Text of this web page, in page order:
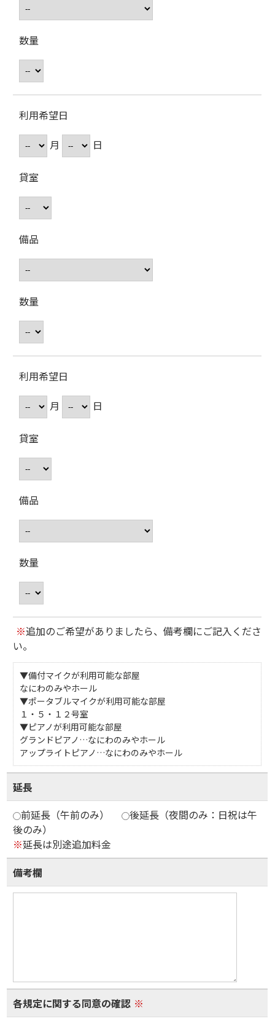
数量
利用希望日
月
日
貸室
備品
数量
利用希望日
月
日
貸室
備品
数量
※追加のご希望がありましたら、備考欄にご記入くださ
い。
▼備付マイクが利用可能な部屋
なにわのみやホール
▼ポータブルマイクが利用可能な部屋
１・５・１２号室
▼ピアノが利用可能な部屋
グランドピアノ…なにわのみやホール
アップライトピアノ…なにわのみやホール
延長
前延長（午前のみ）
後延長（夜間のみ：日祝は午
後のみ）
※延長は別途追加料金
備考欄
各規定に関する同意の確認 ※